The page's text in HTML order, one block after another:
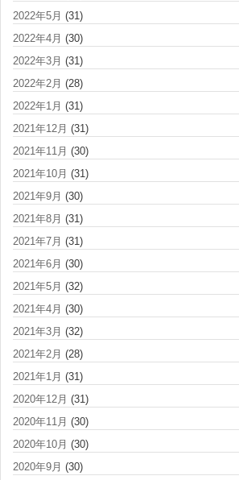
2022年5月 (31)
2022年4月 (30)
2022年3月 (31)
2022年2月 (28)
2022年1月 (31)
2021年12月 (31)
2021年11月 (30)
2021年10月 (31)
2021年9月 (30)
2021年8月 (31)
2021年7月 (31)
2021年6月 (30)
2021年5月 (32)
2021年4月 (30)
2021年3月 (32)
2021年2月 (28)
2021年1月 (31)
2020年12月 (31)
2020年11月 (30)
2020年10月 (30)
2020年9月 (30)